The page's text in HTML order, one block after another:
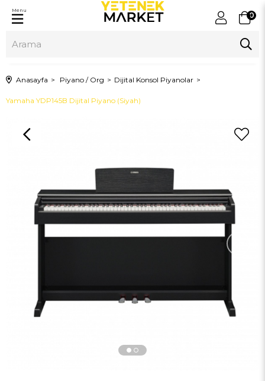
0
Menu
Anasayfa Piyano / Org Dijital Konsol Piyanolar
Yamaha YDP145B Dijital Piyano (Siyah)